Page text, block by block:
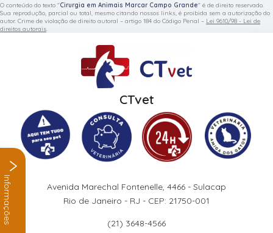
O conteúdo do texto "Cirurgia em Animais Marcar Campo Grande" é de direito reservado.
Sua reprodução, parcial ou total, mesmo citando nossos links, é proibida sem a autorização do
autor. Crime de violação de direito autoral – artigo 184 do Código Penal – Lei 9610/98 - Lei de
direitos autorais.
CTvet
Avenida Marechal Fontenelle, 4466 - Sulacap
Rio de Janeiro - RJ - CEP: 21750-001
(21) 3648-4566
Informações